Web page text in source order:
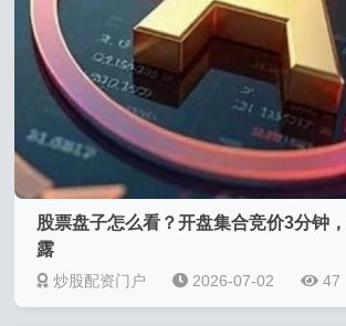
股票盘子怎么看？开盘集合竞价3分钟
露
炒股配资门户 2026-07-02 47